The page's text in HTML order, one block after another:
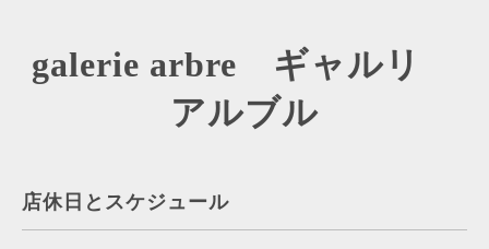
galerie arbre ギャルリ
アルブル
店休日とスケジュール